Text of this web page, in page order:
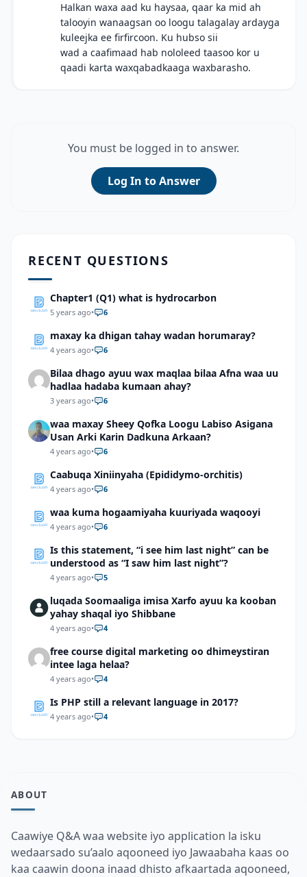
Halkan waxa aad ku haysaa, qaar ka mid ah
talooyin wanaagsan oo loogu talagalay ardayga
kuleejka ee firfircoon. Ku hubso sii
wad a caafimaad hab nololeed taasoo kor u
qaadi karta waxqabadkaaga waxbarasho.
You must be logged in to answer.
Log In to Answer
RECENT QUESTIONS
Chapter1 (Q1) what is hydrocarbon
5 years ago• 6
maxay ka dhigan tahay wadan horumaray?
4 years ago• 6
Bilaa dhago ayuu wax maqlaa bilaa Afna waa uu
hadlaa hadaba kumaan ahay?
3 years ago• 6
waa maxay Sheey Qofka Loogu Labiso Asigana
Usan Arki Karin Dadkuna Arkaan?
4 years ago• 6
Caabuqa Xiniinyaha (Epididymo-orchitis)
4 years ago• 6
waa kuma hogaamiyaha kuuriyada waqooyi
4 years ago• 6
Is this statement, “i see him last night” can be
understood as “I saw him last night”?
4 years ago• 5
luqada Soomaaliga imisa Xarfo ayuu ka kooban
yahay shaqal iyo Shibbane
4 years ago• 4
free course digital marketing oo dhimeystiran
intee laga helaa?
4 years ago• 4
Is PHP still a relevant language in 2017?
4 years ago• 4
ABOUT
Caawiye Q&A waa website iyo application la isku
wedaarsado su’aalo aqooneed iyo Jawaabaha kaas oo
kaa caawin doona inaad dhisto afkaartada aqooneed,